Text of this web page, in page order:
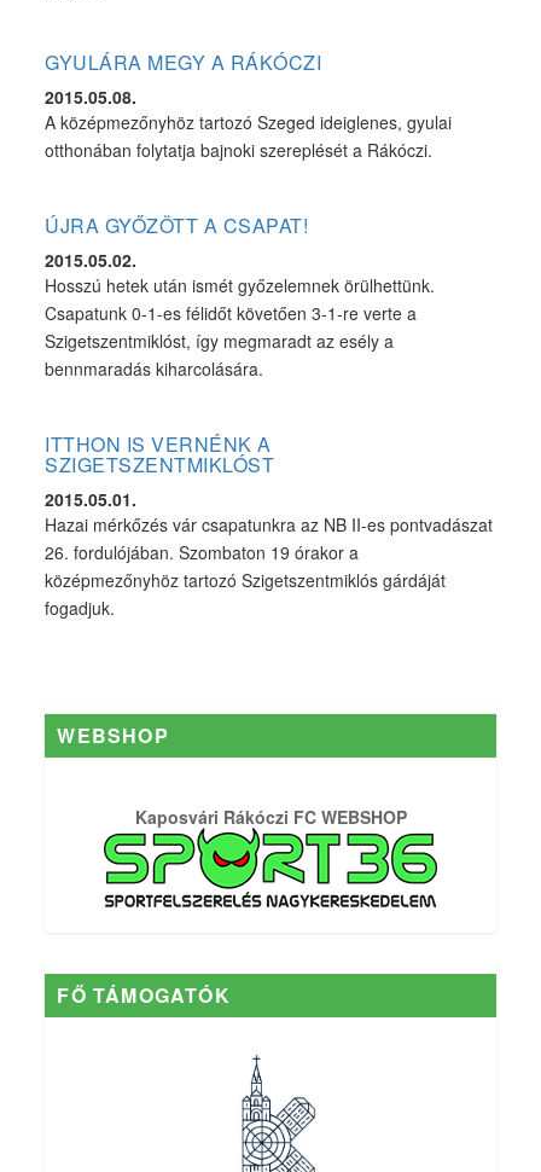
GYULÁRA MEGY A RÁKÓCZI
2015.05.08.
A középmezőnyhöz tartozó Szeged ideiglenes, gyulai
otthonában folytatja bajnoki szereplését a Rákóczi.
ÚJRA GYŐZÖTT A CSAPAT!
2015.05.02.
Hosszú hetek után ismét győzelemnek örülhettünk.
Csapatunk 0-1-es félidőt követően 3-1-re verte a
Szigetszentmiklóst, így megmaradt az esély a
bennmaradás kiharcolására.
ITTHON IS VERNÉNK A
SZIGETSZENTMIKLÓST
2015.05.01.
Hazai mérkőzés vár csapatunkra az NB II-es pontvadászat
26. fordulójában. Szombaton 19 órakor a
középmezőnyhöz tartozó Szigetszentmiklós gárdáját
fogadjuk.
WEBSHOP
Kaposvári Rákóczi FC WEBSHOP
FŐ TÁMOGATÓK